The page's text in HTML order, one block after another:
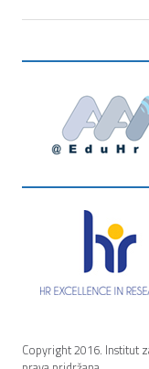
Copyright 2016. Institut